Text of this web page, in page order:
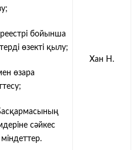
бойынша
өзекті қылу;
өзара
сәйкес
Хан Н.